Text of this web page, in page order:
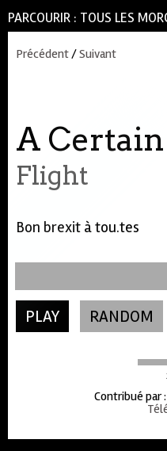
PARCOURIR : TOUS LES
Précédent/Suivant
A
Flight
Bon brexit à tou.tes
PLAY RANDOM
Contribué par: